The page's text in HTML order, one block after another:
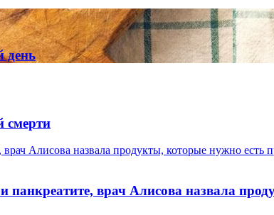
день
смерти
Алисова назвала продукты, которые нужно есть
панкреатите, врач Алисова назвала